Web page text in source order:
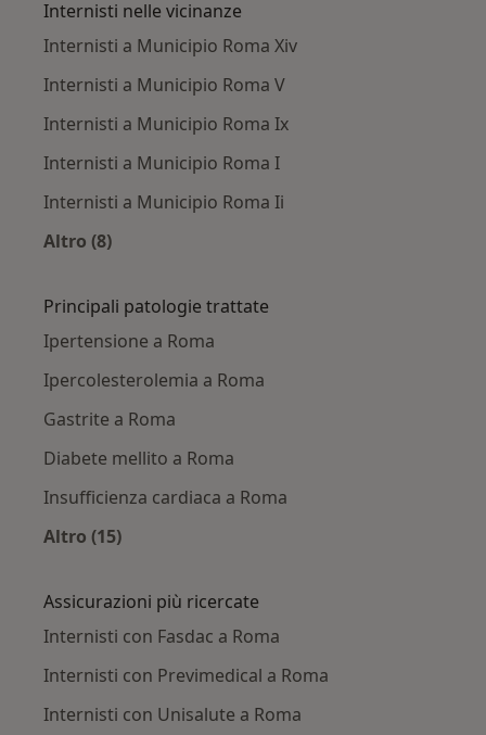
Internisti nelle vicinanze
Internisti a Municipio Roma Xiv
Internisti a Municipio Roma V
Internisti a Municipio Roma Ix
Internisti a Municipio Roma I
Internisti a Municipio Roma Ii
Altro (8)
Principali patologie trattate
Ipertensione a Roma
Ipercolesterolemia a Roma
Gastrite a Roma
Diabete mellito a Roma
Insufficienza cardiaca a Roma
Altro (15)
Assicurazioni più ricercate
Internisti con Fasdac a Roma
Internisti con Previmedical a Roma
Internisti con Unisalute a Roma